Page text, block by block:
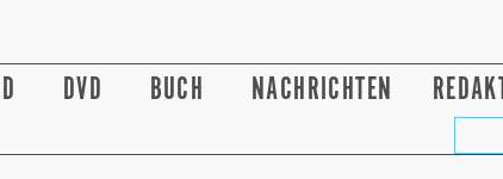
DVD BUCH NACHRICHTEN